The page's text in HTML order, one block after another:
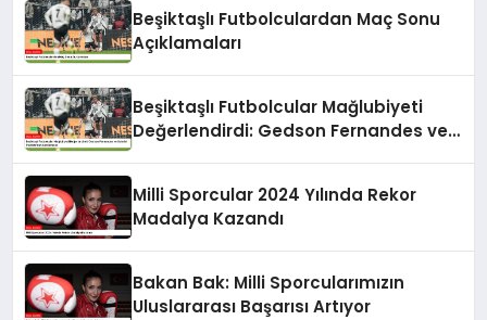
Beşiktaşlı Futbolculardan Maç Sonu
Açıklamaları
Beşiktaşlı Futbolcular Mağlubiyeti
Değerlendirdi: Gedson Fernandes ve
Milli Sporcular 2024 Yılında Rekor
Madalya Kazandı
Bakan Bak: Milli Sporcularımızın
Uluslararası Başarısı Artıyor